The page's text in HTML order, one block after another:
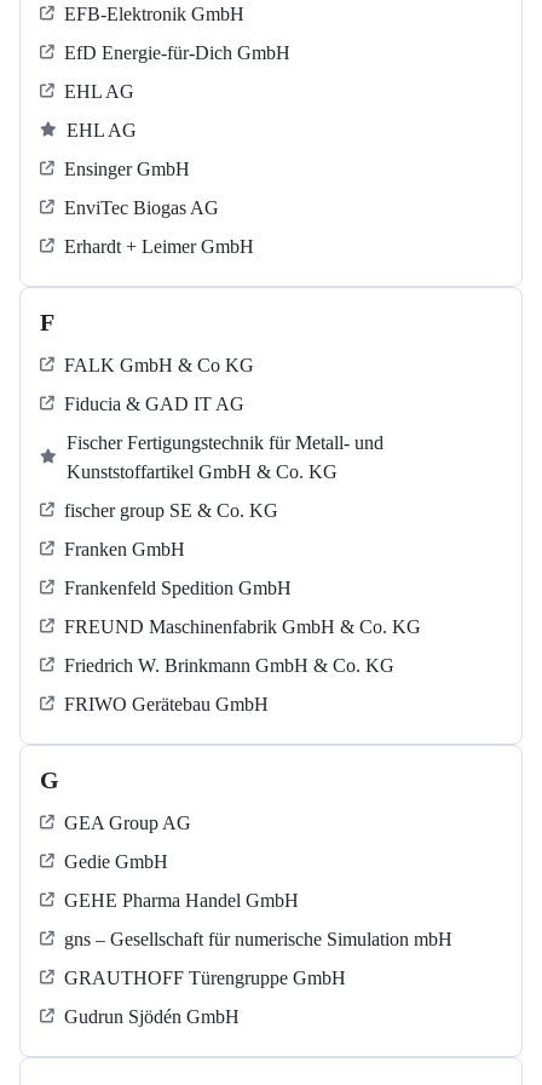
EFB-Elektronik GmbH
EfD Energie-für-Dich GmbH
EHL AG
EHL AG
Ensinger GmbH
EnviTec Biogas AG
Erhardt + Leimer GmbH
F
FALK GmbH & Co KG
Fiducia & GAD IT AG
Fischer Fertigungstechnik für Metall- und
Kunststoffartikel GmbH & Co. KG
fischer group SE & Co. KG
Franken GmbH
Frankenfeld Spedition GmbH
FREUND Maschinenfabrik GmbH & Co. KG
Friedrich W. Brinkmann GmbH & Co. KG
FRIWO Gerätebau GmbH
G
GEA Group AG
Gedie GmbH
GEHE Pharma Handel GmbH
gns – Gesellschaft für numerische Simulation mbH
GRAUTHOFF Türengruppe GmbH
Gudrun Sjödén GmbH